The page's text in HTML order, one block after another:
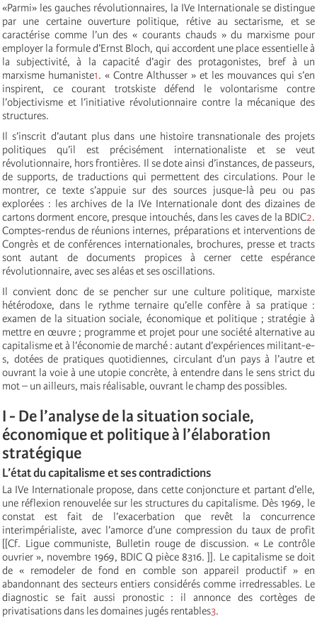
«Parmi» les gauches révolutionnaires, la IVe Internationale se distingue
par une certaine ouverture politique, rétive au sectarisme, et se
caractérise comme l’un des « courants chauds » du marxisme pour
employer la formule d’Ernst Bloch, qui accordent une place essentielle à
la subjectivité, à la capacité d’agir des protagonistes, bref à un
marxisme humaniste1. « Contre Althusser » et les mouvances qui s’en
inspirent, ce courant trotskiste défend le volontarisme contre
l’objectivisme et l’initiative révolutionnaire contre la mécanique des
structures.
Il s’inscrit d’autant plus dans une histoire transnationale des projets
politiques qu’il est précisément internationaliste et se veut
révolutionnaire, hors frontières. Il se dote ainsi d’instances, de passeurs,
de supports, de traductions qui permettent des circulations. Pour le
montrer, ce texte s’appuie sur des sources jusque-là peu ou pas
explorées : les archives de la IVe Internationale dont des dizaines de
cartons dorment encore, presque intouchés, dans les caves de la BDIC2.
Comptes-rendus de réunions internes, préparations et interventions de
Congrès et de conférences internationales, brochures, presse et tracts
sont autant de documents propices à cerner cette espérance
révolutionnaire, avec ses aléas et ses oscillations.
Il convient donc de se pencher sur une culture politique, marxiste
hétérodoxe, dans le rythme ternaire qu’elle confère à sa pratique :
examen de la situation sociale, économique et politique ; stratégie à
mettre en œuvre ; programme et projet pour une société alternative au
capitalisme et à l’économie de marché : autant d’expériences militant-e-
s, dotées de pratiques quotidiennes, circulant d’un pays à l’autre et
ouvrant la voie à une utopie concrète, à entendre dans le sens strict du
mot – un ailleurs, mais réalisable, ouvrant le champ des possibles.
I - De l’analyse de la situation sociale,
économique et politique à l’élaboration
stratégique
L’état du capitalisme et ses contradictions
La IVe Internationale propose, dans cette conjoncture et partant d’elle,
une réflexion renouvelée sur les structures du capitalisme. Dès 1969, le
constat est fait de l’exacerbation que revêt la concurrence
interimpérialiste, avec l’amorce d’une compression du taux de profit
[[Cf. Ligue communiste, Bulletin rouge de discussion. « Le contrôle
ouvrier », novembre 1969, BDIC Q pièce 8316. ]]. Le capitalisme se doit
de « remodeler de fond en comble son appareil productif » en
abandonnant des secteurs entiers considérés comme irredressables. Le
diagnostic se fait aussi pronostic : il annonce des cortèges de
privatisations dans les domaines jugés rentables3.